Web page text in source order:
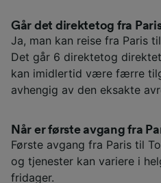
Går det direktetog fra
Ja, man kan reise fra Paris
Det går 6 direktetog
kan imidlertid være færre
avhengig av den eksakte
Når er første avgang fra
Første avgang fra Paris til
og tjenester kan variere i
fridager.